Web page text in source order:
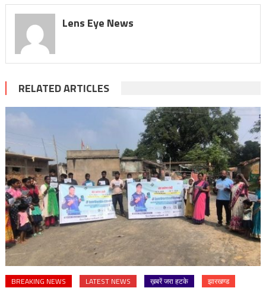
Lens Eye News
RELATED ARTICLES
BREAKING NEWS LATEST NEWS ख़बरें जरा हटके झारखण्ड